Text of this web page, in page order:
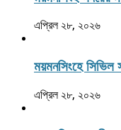
এপ্রিল ২৮, ২০২৬
ময়মনসিংহে সিভিল
এপ্রিল ২৮, ২০২৬